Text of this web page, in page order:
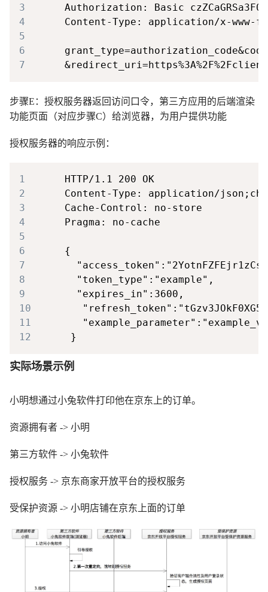
3
4
5
6
7
步骤E：授权服务器返回访问口令，第三方应用的后端渲染
功能页面（对应步骤C）给浏览器，为用户提供功能
授权服务器的响应示例：
1
2
3
4
5
6
7
8
9
10
11
12
实际场景示例
小明想通过小兔软件打印他在京东上的订单。
资源拥有者 -> 小明
第三方软件 -> 小兔软件
授权服务 -> 京东商家开放平台的授权服务
受保护资源 -> 小明店铺在京东上面的订单